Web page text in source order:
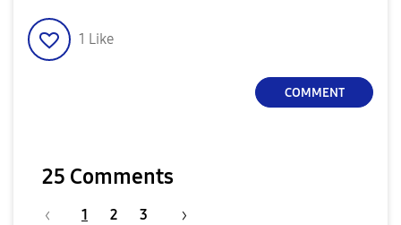
1 Like
COMMENT
25 Comments
1 2 3